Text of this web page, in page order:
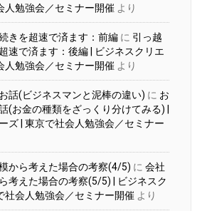
人勉強会／セミナー開催 より
きを超速で済ます：前編 に 引っ越
速で済ます：後編 | ビジネスクリエ
人勉強会／セミナー開催 より
話(ビジネスマンと泥棒の違い) に お
(お金の種類をざっくり分けてみる) |
ズ | 東京で社会人勉強会／セミナー
から考えた場合の考察(4/5) に 会社
考えた場合の考察(5/5) | ビジネスク
社会人勉強会／セミナー開催 より